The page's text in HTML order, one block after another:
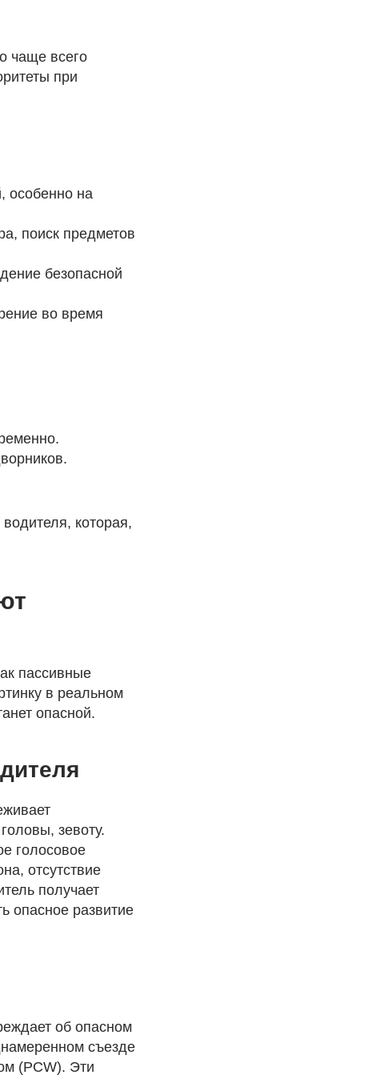
чаще всего
при
особенно на
поиск предметов
безопасной
во время
которая,
пассивные
в реальном
опасной.
зевоту.
голосовое
отсутствие
получает
опасное развитие
об опасном
съезде
(PCW). Эти